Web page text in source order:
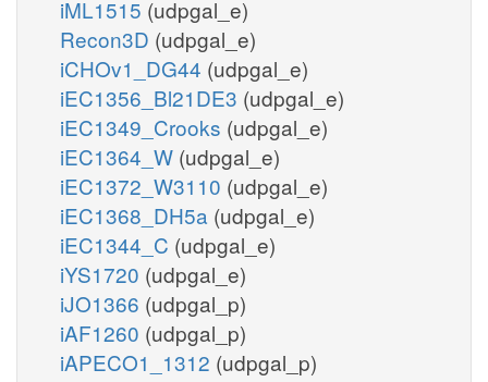
iML1515 (udpgal_e)
Recon3D (udpgal_e)
iCHOv1_DG44 (udpgal_e)
iEC1356_Bl21DE3 (udpgal_e)
iEC1349_Crooks (udpgal_e)
iEC1364_W (udpgal_e)
iEC1372_W3110 (udpgal_e)
iEC1368_DH5a (udpgal_e)
iEC1344_C (udpgal_e)
iYS1720 (udpgal_e)
iJO1366 (udpgal_p)
iAF1260 (udpgal_p)
iAPECO1_1312 (udpgal_p)